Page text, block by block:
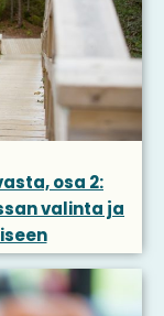
osa 2:
valinta ja